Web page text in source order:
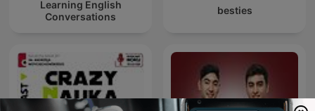
Learning English
Conversations
besties